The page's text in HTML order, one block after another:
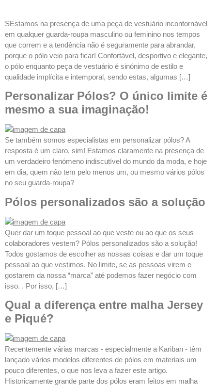
SEstamos na presença de uma peça de vestuário incontornável
em qualquer guarda-roupa masculino ou feminino nos tempos
que correm e a tendência não é seguramente para abrandar,
porque o pólo veio para ficar! Confortável, desportivo e elegante,
o pólo enquanto peça de vestuário é sinónimo de estilo e
qualidade implícita e intemporal, sendo estas, algumas […]
Personalizar Pólos? O único limite é
mesmo a sua imaginação!
Se também somos especialistas em personalizar pólos? A
resposta é um claro, sim! Estamos claramente na presença de
um verdadeiro fenómeno indiscutível do mundo da moda, e hoje
em dia, quem não tem pelo menos um, ou mesmo vários pólos
no seu guarda-roupa?
Pólos personalizados são a solução
Quer dar um toque pessoal ao que veste ou ao que os seus
colaboradores vestem? Pólos personalizados são a solução!
Todos gostamos de escolher as nossas coisas e dar um toque
pessoal ao que vestimos. No limite, se as pessoas virem e
gostarem da nossa “marca” até podemos fazer negócio com
isso. . Por isso, […]
Qual a diferença entre malha Jersey
e Piqué?
Recentemente várias marcas - especialmente a Kariban - têm
lançado vários modelos diferentes de pólos em materiais um
pouco diferentes, o que nos leva a fazer este artigo.
Historicamente grande parte dos pólos eram feitos em malha